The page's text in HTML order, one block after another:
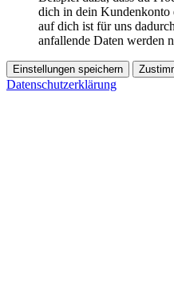
dich in dein Kundenkonto
auf dich ist für uns
anfallende Daten werden
Einstellungen speichern
Datenschutzerklärung